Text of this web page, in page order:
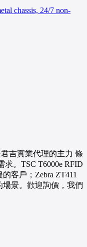
chassis, 24/7 non-
君吉實業代理的主力 條
。TSC T6000e RFID
客戶；Zebra ZT411
景。歡迎詢價，我們